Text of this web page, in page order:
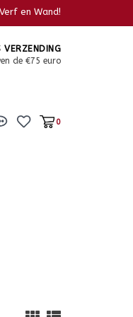
en Wand!
VERZENDING
de €75 euro
0